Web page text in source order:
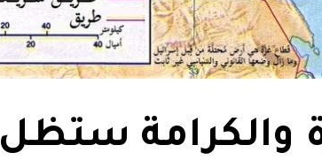
والكرامة ستظل